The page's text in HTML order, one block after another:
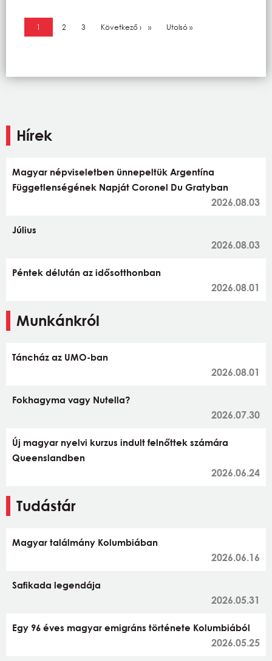
Oldalszámozás
Jelenlegi oldal
1 Oldal
2 Oldal
3 Következő oldal
Következő › Utolsó oldal
Utolsó »
Hírek
Magyar népviseletben ünnepeltük Argentína
Függetlenségének Napját Coronel Du Gratyban
2026.08.03
Július
2026.08.03
Péntek délután az idősotthonban
2026.08.01
Munkánkról
Táncház az UMO-ban
2026.08.01
Fokhagyma vagy Nutella?
2026.07.30
Új magyar nyelvi kurzus indult felnőttek számára
Queenslandben
2026.06.24
Tudástár
Magyar találmány Kolumbiában
2026.06.16
Safikada legendája
2026.05.31
Egy 96 éves magyar emigráns története Kolumbiából
2026.05.25